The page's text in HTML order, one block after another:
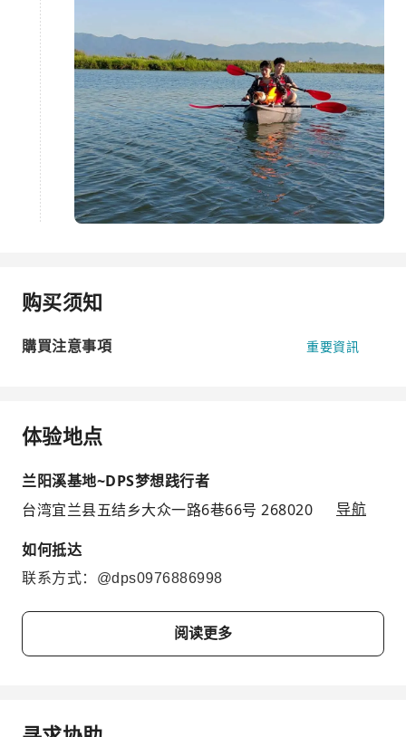
购买须知
購買注意事項 重要資訊
体验地点
兰阳溪基地~DPS梦想践行者
台湾宜兰县五结乡大众一路6巷66号 268020
导航
如何抵达
联系方式：@dps0976886998
阅读更多